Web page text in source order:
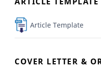
Article Template
COVER LETTER &